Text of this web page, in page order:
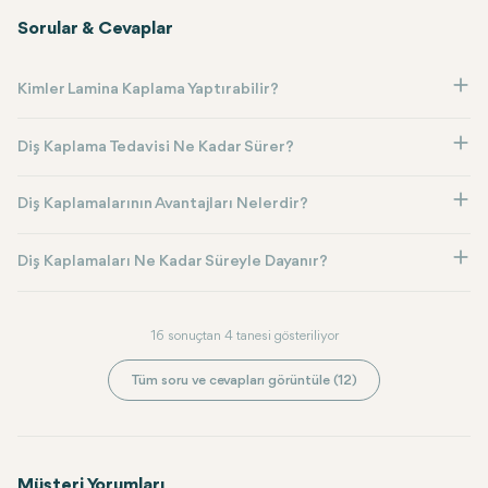
Sorular & Cevaplar
Kimler Lamina Kaplama Yaptırabilir?
Diş Kaplama Tedavisi Ne Kadar Sürer?
Diş Kaplamalarının Avantajları Nelerdir?
Diş Kaplamaları Ne Kadar Süreyle Dayanır?
16 sonuçtan 4 tanesi gösteriliyor
Tüm soru ve cevapları görüntüle (12)